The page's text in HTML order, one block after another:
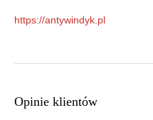
https://antywindyk.pl
Opinie klientów